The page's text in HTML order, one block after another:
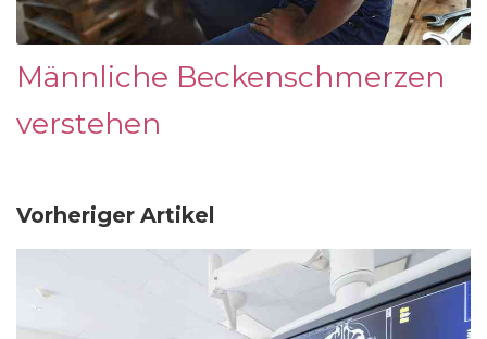
Männliche Beckenschmerzen
verstehen
Vorheriger Artikel